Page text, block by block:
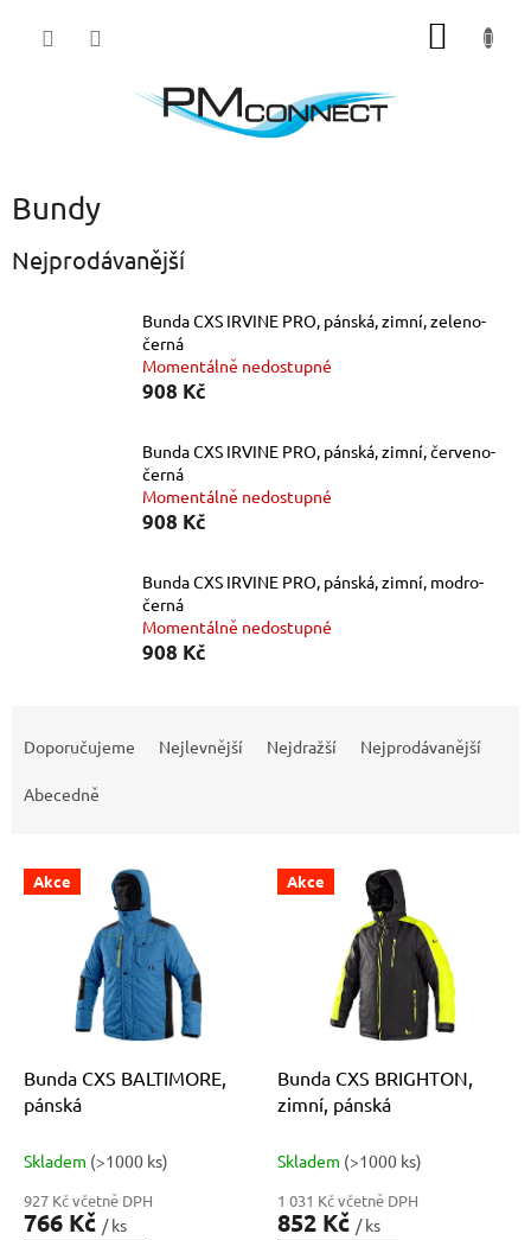
Bundy
Nejprodávanější
Bunda CXS IRVINE PRO, pánská, zimní, zeleno-
černá
Momentálně nedostupné
908 Kč
Bunda CXS IRVINE PRO, pánská, zimní, červeno-
černá
Momentálně nedostupné
908 Kč
Bunda CXS IRVINE PRO, pánská, zimní, modro-
černá
Momentálně nedostupné
908 Kč
p
Doporučujeme Nejlevnější Nejdražší Nejprodávanější
Abecedně
V Akce
Bunda CXS BALTIMORE,
pánská
Skladem (>1000 ks)
927 Kč včetně DPH
766 Kč / ks
Akce
Bunda CXS BRIGHTON,
zimní, pánská
Skladem (>1000 ks)
1 031 Kč včetně DPH
852 Kč / ks